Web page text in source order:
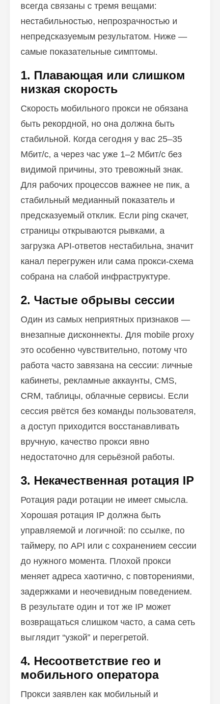
всегда связаны с тремя вещами:
нестабильностью, непрозрачностью и
непредсказуемым результатом. Ниже —
самые показательные симптомы.
1. Плавающая или слишком
низкая скорость
Скорость мобильного прокси не обязана
быть рекордной, но она должна быть
стабильной. Когда сегодня у вас 25–35
Мбит/с, а через час уже 1–2 Мбит/с без
видимой причины, это тревожный знак.
Для рабочих процессов важнее не пик, а
стабильный медианный показатель и
предсказуемый отклик. Если ping скачет,
страницы открываются рывками, а
загрузка API-ответов нестабильна, значит
канал перегружен или сама прокси-схема
собрана на слабой инфраструктуре.
2. Частые обрывы сессии
Один из самых неприятных признаков —
внезапные дисконнекты. Для mobile proxy
это особенно чувствительно, потому что
работа часто завязана на сессии: личные
кабинеты, рекламные аккаунты, CMS,
CRM, таблицы, облачные сервисы. Если
сессия рвётся без команды пользователя,
а доступ приходится восстанавливать
вручную, качество прокси явно
недостаточно для серьёзной работы.
3. Некачественная ротация IP
Ротация ради ротации не имеет смысла.
Хорошая ротация IP должна быть
управляемой и логичной: по ссылке, по
таймеру, по API или с сохранением сессии
до нужного момента. Плохой прокси
меняет адреса хаотично, с повторениями,
задержками и неочевидным поведением.
В результате один и тот же IP может
возвращаться слишком часто, а сама сеть
выглядит “узкой” и перегретой.
4. Несоответствие гео и
мобильного оператора
Прокси заявлен как мобильный и